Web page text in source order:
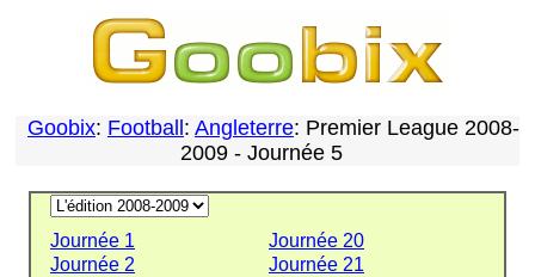
Goobix: Football : Angleterre: Premier League 2008-
2009 - Journée 5
Journée 1
Journée 20
Journée 2
Journée 21